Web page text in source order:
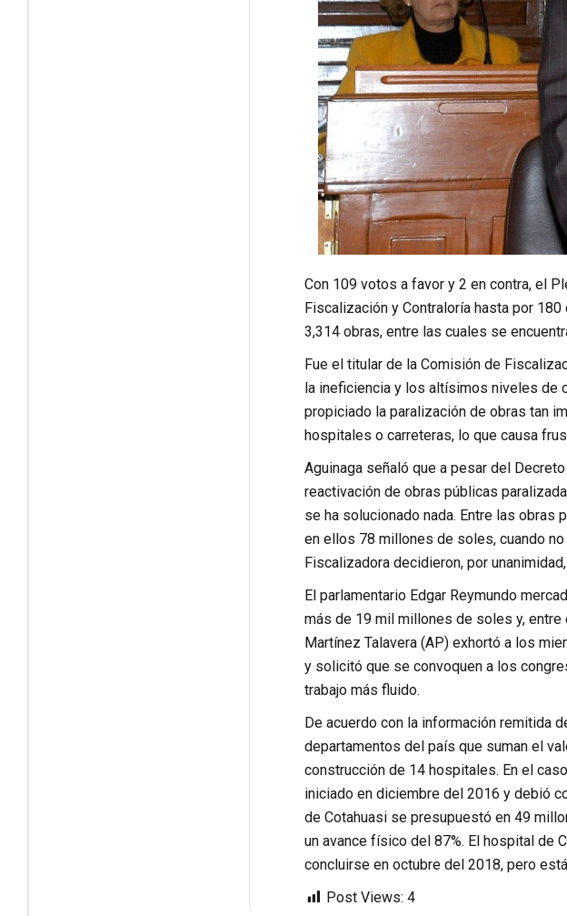
Con 109 votos a favor y 2 en contra, el
Fiscalización y Contraloría hasta por
3,314 obras, entre las cuales se
Fue el titular de la Comisión de
la ineficiencia y los altísimos niveles de
propiciado la paralización de obras tan
hospitales o carreteras, lo que causa
Aguinaga señaló que a pesar del
reactivación de obras públicas
se ha solucionado nada. Entre las
en ellos 78 millones de soles, cuando
Fiscalizadora decidieron, por
El parlamentario Edgar Reymundo
más de 19 mil millones de soles y,
Martínez Talavera (AP) exhortó a los
y solicitó que se convoquen a los
trabajo más fluido.
De acuerdo con la información remitida
departamentos del país que suman el
construcción de 14 hospitales. En el
iniciado en diciembre del 2016 y debió
de Cotahuasi se presupuestó en 49
un avance físico del 87%. El hospital de
concluirse en octubre del 2018, pero
Post Views: 4